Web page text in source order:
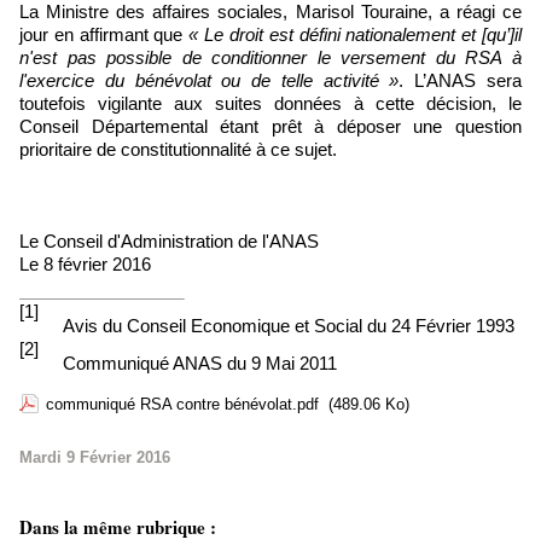
La Ministre des affaires sociales, Marisol Touraine, a réagi ce
jour en affirmant que« Le droit est défini nationalement et [qu’]il
n'est pas possible de conditionner le versement du RSA à
l'exercice du bénévolat ou de telle activité ». L’ANAS sera
toutefois vigilante aux suites données à cette décision, le
Conseil Départemental étant prêt à déposer une question
prioritaire de constitutionnalité à ce sujet.
Le Conseil d'Administration de l'ANAS
Le 8 février 2016
[1]
Avis du Conseil Economique et Social du 24 Février 1993
[2]
Communiqué ANAS du 9 Mai 2011
communiqué RSA contre bénévolat.pdf (489.06 Ko)
Mardi 9 Février 2016
Dans la même rubrique :